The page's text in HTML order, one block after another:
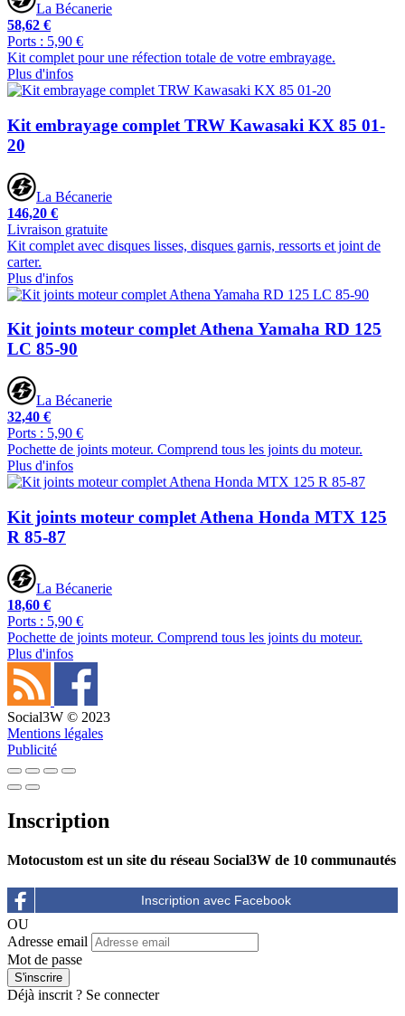
La Bécanerie
58,62 €
Ports : 5,90 €
Kit complet pour une réfection totale de votre embrayage.
Plus d'infos
Kit embrayage complet TRW Kawasaki KX 85 01-
20
La Bécanerie
146,20 €
Livraison gratuite
Kit complet avec disques lisses, disques garnis, ressorts et joint de
carter.
Plus d'infos
Kit joints moteur complet Athena Yamaha RD 125
LC 85-90
La Bécanerie
32,40 €
Ports : 5,90 €
Pochette de joints moteur. Comprend tous les joints du moteur.
Plus d'infos
Kit joints moteur complet Athena Honda MTX 125
R 85-87
La Bécanerie
18,60 €
Ports : 5,90 €
Pochette de joints moteur. Comprend tous les joints du moteur.
Plus d'infos
Social3W © 2023
Mentions légales
Publicité
Inscription
Motocustom est un site du réseau Social3W de 10 communautés
OU
Adresse email
Mot de passe
Déjà inscrit ? Se connecter